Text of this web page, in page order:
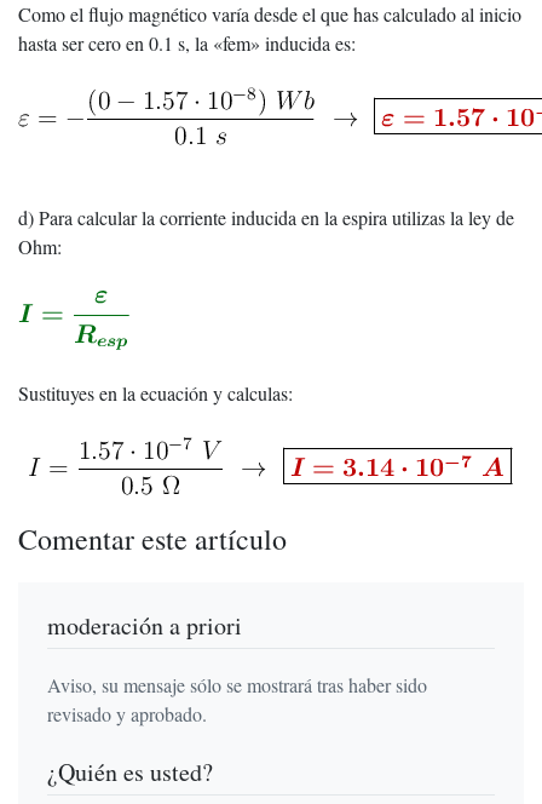
Como el flujo magnético varía desde el que has calculado al inicio
hasta ser cero en 0.1 s, la «fem» inducida es:
d) Para calcular la corriente inducida en la espira utilizas la ley de
Ohm:
Sustituyes en la ecuación y calculas:
Comentar este artículo
moderación a priori
Aviso, su mensaje sólo se mostrará tras haber sido
revisado y aprobado.
¿Quién es usted?